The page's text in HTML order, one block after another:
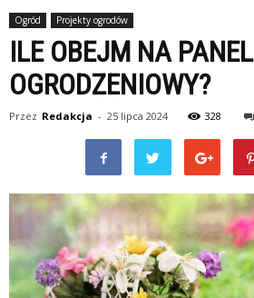
Ogród Projekty ogrodów
ILE OBEJM NA PANEL
OGRODZENIOWY?
Przez Redakcja - 25 lipca 2024 328